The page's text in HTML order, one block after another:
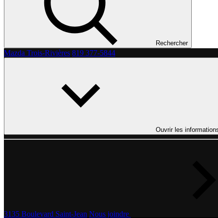
Rechercher
Mazda Trois-Rivières 819 377-5844
Ouvrir les
3135 Boulevard Saint-Jean Nous joindre